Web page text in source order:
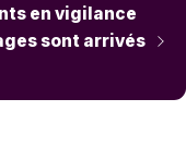
en vigilance
sont arrivés